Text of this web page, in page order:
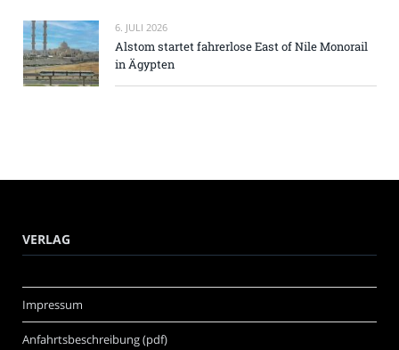
6. JULI 2026
Alstom startet fahrerlose East of Nile Monorail
in Ägypten
VERLAG
Impressum
Anfahrtsbeschreibung (pdf)